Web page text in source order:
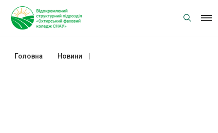
content
Головна Новини